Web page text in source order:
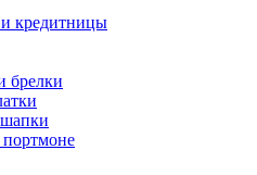
кредитницы
брелки